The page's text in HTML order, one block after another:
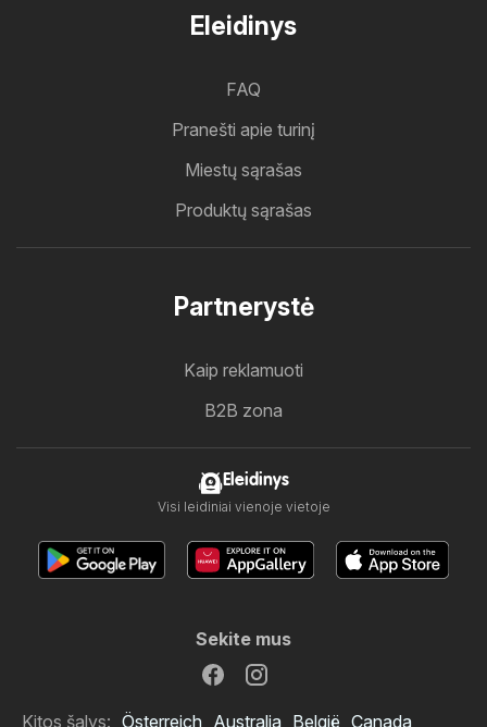
Eleidinys
FAQ
Pranešti apie turinį
Miestų sąrašas
Produktų sąrašas
Partnerystė
Kaip reklamuoti
B2B zona
Eleidinys
Visi leidiniai vienoje vietoje
Sekite mus
Kitos šalys: Österreich Australia België Canada